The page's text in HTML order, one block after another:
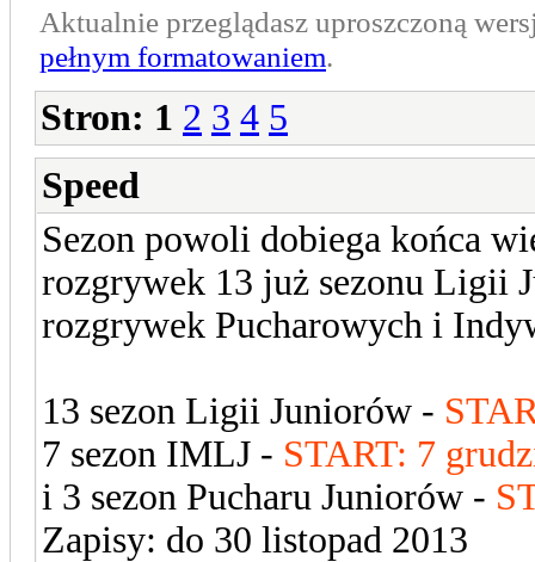
Aktualnie przeglądasz uproszczoną
pełnym formatowaniem.
Stron: 1 2 3 4 5
Speed
Sezon powoli dobiega końca
rozgrywek 13 już sezonu Ligii
rozgrywek Pucharowych i
13 sezon Ligii Juniorów -
7 sezon IMLJ - START: 7
i 3 sezon Pucharu Juniorów -
Zapisy: do 30 listopad 2013